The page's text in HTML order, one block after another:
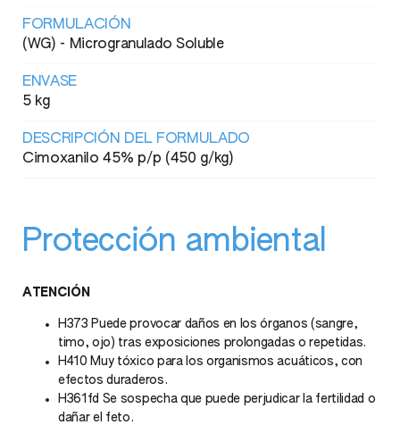
FORMULACIÓN
(WG) - Microgranulado Soluble
ENVASE
5 kg
DESCRIPCIÓN DEL FORMULADO
Cimoxanilo 45% p/p (450 g/kg)
Protección ambiental
ATENCIÓN
H373 Puede provocar daños en los órganos (sangre,
timo, ojo) tras exposiciones prolongadas o repetidas.
H410 Muy tóxico para los organismos acuáticos, con
efectos duraderos.
H361fd Se sospecha que puede perjudicar la fertilidad o
dañar el feto.